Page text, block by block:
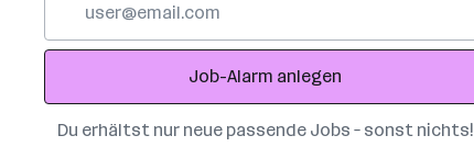
Adresse
Job-Alarm anlegen
Du erhältst nur neue passende Jobs – sonst nichts!